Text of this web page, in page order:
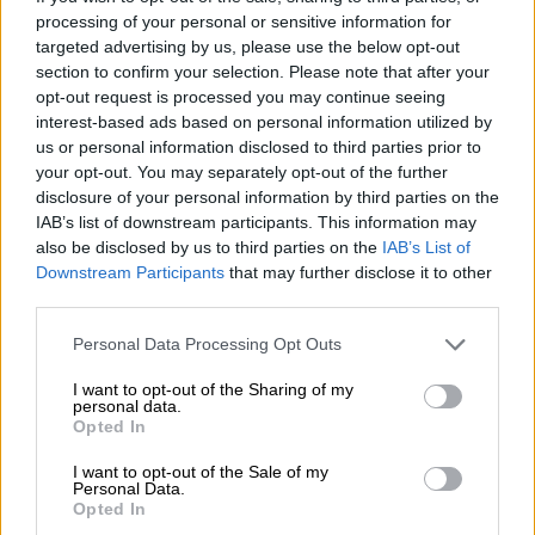
processing of your personal or sensitive information for
targeted advertising by us, please use the below opt-out
section to confirm your selection. Please note that after your
opt-out request is processed you may continue seeing
interest-based ads based on personal information utilized by
us or personal information disclosed to third parties prior to
your opt-out. You may separately opt-out of the further
disclosure of your personal information by third parties on the
IAB’s list of downstream participants. This information may
also be disclosed by us to third parties on the IAB’s List of
Downstream Participants that may further disclose it to other
Please note that this website/app uses one or more Google
not limited to your visit or usage behaviour. You may click to
grant or deny consent to Google and its third-party tags to
use your data for below specified purposes in below Google
consent section.
Personal Data Processing Opt Outs
I want to opt-out of the Sharing of my
personal data.
Opted In
I want to opt-out of the Sale of my
Personal Data.
Opted In
Οικονομία|13.12.2021 16:18
Πόθεν έσχες: Νέα παράταση για την
υποβολή δηλώσεων
Οικονομία |13.12.2021 19:05
Μεταβίβαση ακινήτου στο
MyProperty: Όλα τα μυστικά και οι
παγίδες
Η κα Συρεγγέλα τόνισε ότι η θεσμοθέτηση
τρίτεκνων οικογενειών στις μετακινήσεις
τους με ταΜέσα Μαζικής Μεταφοράς